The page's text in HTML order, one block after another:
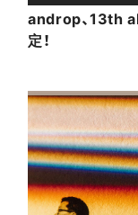
androp、13th
定！